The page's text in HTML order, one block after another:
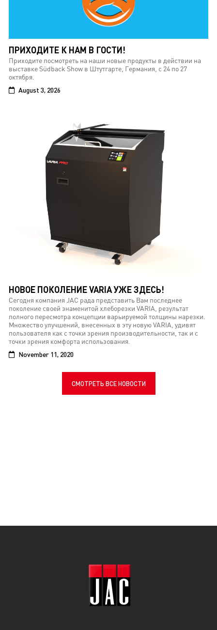
ПРИХОДИТЕ К НАМ В ГОСТИ!
Приходите посмотреть на наши новые продукты в действии на
выставке Südback Show в Штутгарте, Германия, с 24 по 27
октября.
August 3, 2026
НОВОЕ ПОКОЛЕНИЕ VARIA УЖЕ ЗДЕСЬ!
Сегодня компания JAC рада представить Вам последнее
поколение своей знаменитой хлеборезки VARIA, результат
полного пересмотра концепции варьируемой толщины нарезки.
Множество улучшений, внесенных в эту новую VARIA, удивят
пользователя как с точки зрения производительности, так и с
точки зрения комфорта использования.
November 11, 2020
СМОТРЕТЬ ВСЕ НОВОСТИ